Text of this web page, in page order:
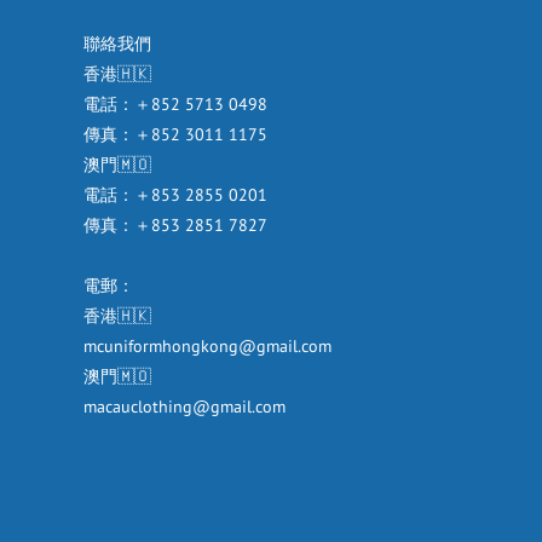
聯絡我們
香港🇭🇰
電話：＋852 5713 0498
傳真：＋852 3011 1175
澳門🇲🇴
電話：＋853 2855 0201
傳真：＋853 2851 7827
電郵：
香港🇭🇰
mcuniformhongkong@gmail.com
澳門🇲🇴
macauclothing@gmail.com